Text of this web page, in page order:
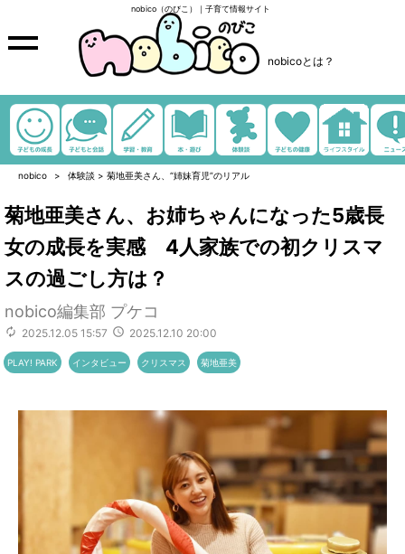
nobico（のびこ）｜子育て情報サイト
nobicoとは？
nobico 体験談 > 菊地亜美さん、“姉妹育児”のリアル
菊地亜美さん、お姉ちゃんになった5歳長
女の成長を実感 4人家族での初クリスマ
スの過ごし方は？
nobico編集部 プケコ
2025.12.05 15:57 2025.12.10 20:00
PLAY! PARK インタビュー クリスマス 菊地亜美